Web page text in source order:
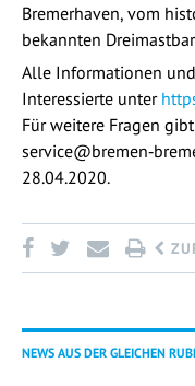
Bremerhaven, vom
bekannten
Alle Informationen
Interessierte unter
Für weitere Fragen
28.04.2020.
NEWS AUS DER GLEICHEN